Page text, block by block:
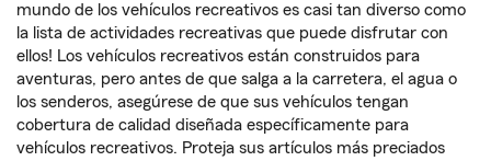
mundo de los vehículos recreativos es casi tan diverso como
la lista de actividades recreativas que puede disfrutar con
ellos! Los vehículos recreativos están construidos para
aventuras, pero antes de que salga a la carretera, el agua o
los senderos, asegúrese de que sus vehículos tengan
cobertura de calidad diseñada específicamente para
vehículos recreativos. Proteja sus artículos más preciados